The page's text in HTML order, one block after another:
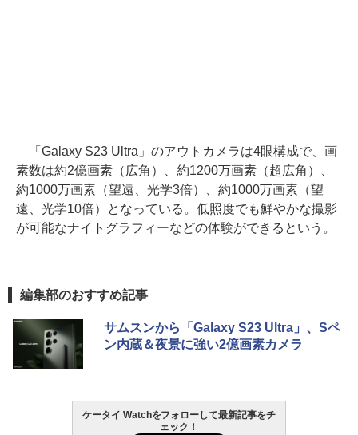
「Galaxy S23 Ultra」のアウトカメラは4眼構成で、画
素数は約2億画素（広角）、約1200万画素（超広角）、
約1000万画素（望遠、光学3倍）、約1000万画素（望
遠、光学10倍）となっている。低照度でも鮮やかな撮影
が可能なナイトグラフィーなどの体験ができるという。
編集部のおすすめ記事
サムスンから「Galaxy S23 Ultra」、Sペ
ン内蔵＆夜景に強い2億画素カメラ
ケータイ Watchをフォローして最新記事をチ
ェック！